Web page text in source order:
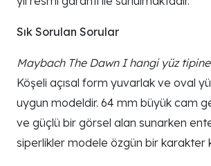
Sık Sorulan Sorular
Maybach The Dawn I hangi yüz
Köşeli açısal form yuvarlak ve oval
uygun modeldir. 64 mm büyük cam
ve güçlü bir görsel alan sunarken
siperlikler modele özgün bir karakter